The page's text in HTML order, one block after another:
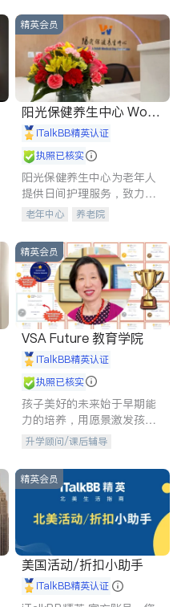
精英会员
阳光保健养生中心 World
shine
iTalkBB精英认证
执照已核实
阳光保健养生中心为老年人
提供日间护理服务，致力于
通过持续的护理创新来有效
老年中心 养老院
精英会员
VSA Future 教育学院
iTalkBB精英认证
执照已核实
孩子美好的未来始于早期能
力的培养，用愿景激发孩子
的学习潜力和动力。理念：
拥有成长型心态是成功的基
石。
升学顾问/课后辅导
精英会员
美国活动/折扣小助手
iTalkBB精英认证